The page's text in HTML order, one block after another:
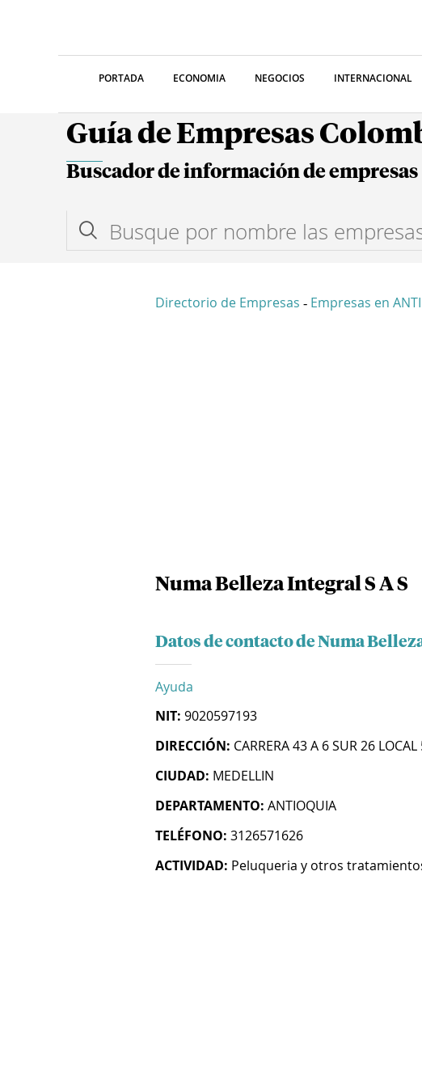
PORTADA ECONOMIA NEGOCIOS INTERNACIONAL
Guía de Empresas
Buscador de información de empresas
Directorio de Empresas - Empresas en
Numa Belleza Integral S A S
Datos de contacto de Numa
Ayuda
NIT: 9020597193
DIRECCIÓN: CARRERA 43 A 6 SUR 26
CIUDAD: MEDELLIN
DEPARTAMENTO: ANTIOQUIA
TELÉFONO: 3126571626
ACTIVIDAD: Peluqueria y otros